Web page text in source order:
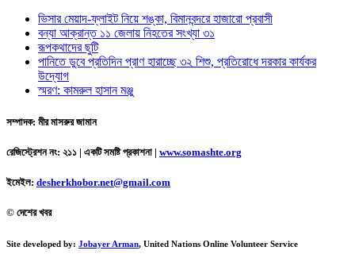
ভিসার মেয়াদ-ফ্লাইট নিয়ে শঙ্কা, বিমানবন্দরে হাজারো প্রবাসী
বন্যা আক্রান্ত ১১ জেলায় নিহতের সংখ্যা ৩১
রূপকথাদের ছুটি
পানিতে ডুবে প্রতিদিন প্রাণ হারাচ্ছে ৩২ শিশু, প্রতিরোধে দরকার কার্যকর
উদ্যোগ
স্মরণ: কামরুল হাসান মঞ্জু
সম্পাদক: মীর মাসরুর জামান
রেজিস্ট্রেশন নং: ২১১ | একটি সমষ্টি প্রকাশনা | www.somashte.org
ইমেইল: desherkhobor.net@gmail.com
© দেশের খবর
Site developed by: Jobayer Arman, United Nations Online Volunteer Service